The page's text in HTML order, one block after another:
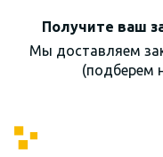
Получите ваш
Мы доставляем
(подберем